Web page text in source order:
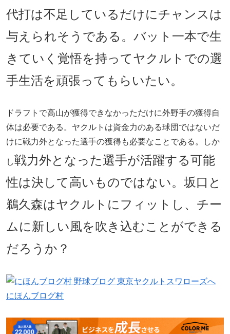
代打は不足しているだけにチャンスは
与えられそうである。バット一本で生
きていく覚悟を持ってヤクルトでの選
手生活を頑張ってもらいたい。
ドラフトで高山が獲得できなかっただけに外野手の獲得自
体は必要である。ヤクルトは資金力のある球団ではないだ
けに戦力外となった選手の獲得も必要なことである。しか
し戦力外となった選手が活躍する可能
性は決して高いものではない。坂口と
鵜久森はヤクルトにフィットし、チー
ムに新しい風を吹き込むことができる
だろうか？
にほんブログ村